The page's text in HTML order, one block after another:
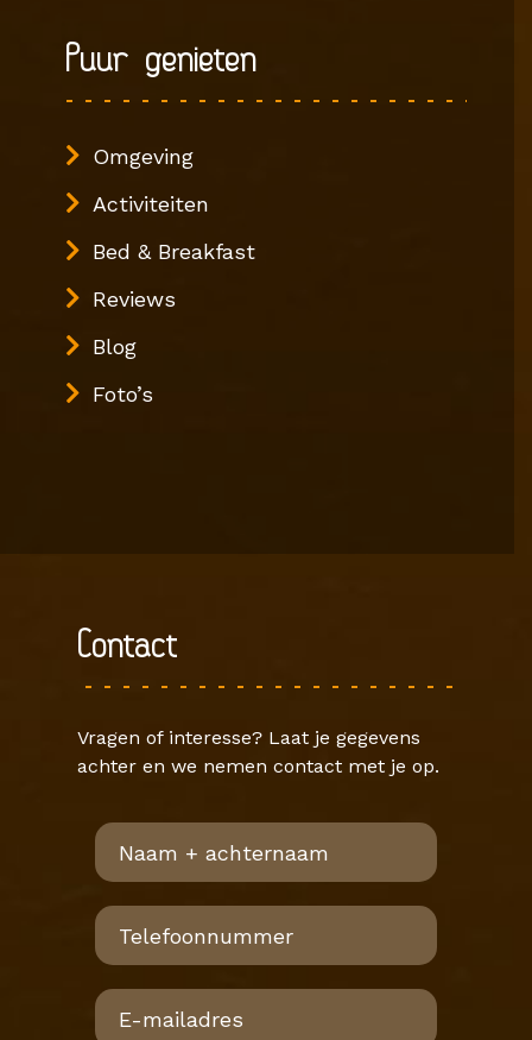
Puur genieten
Omgeving
Activiteiten
Bed & Breakfast
Reviews
Blog
Foto’s
Contact
Vragen of interesse? Laat je gegevens
achter en we nemen contact met je op.